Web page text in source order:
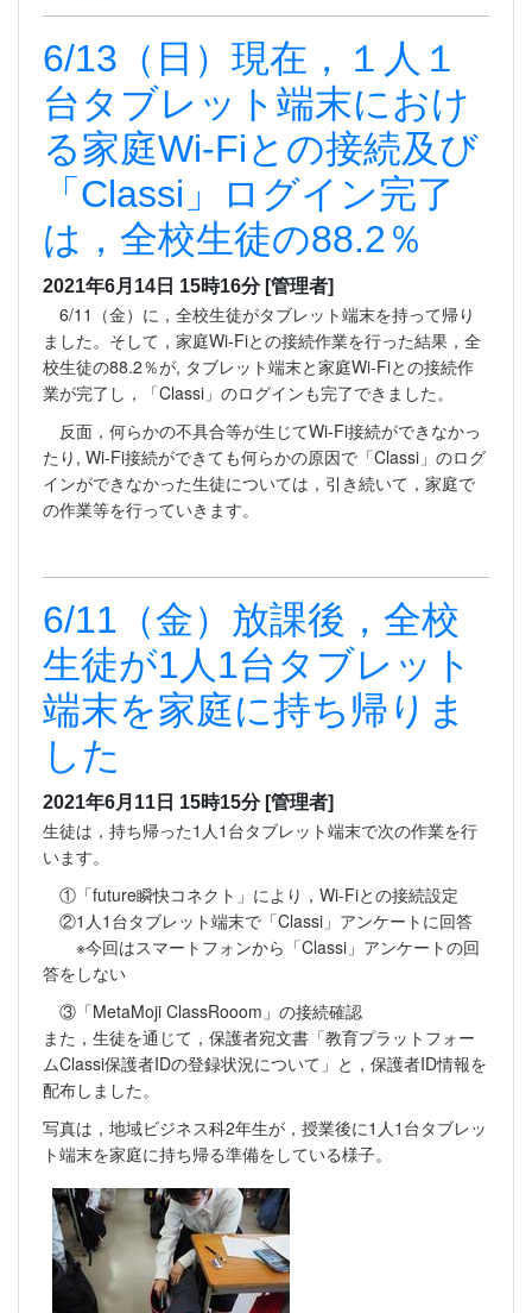
6/13（日）現在，１人１
台タブレット端末におけ
る家庭Wi-Fiとの接続及び
「Classi」ログイン完了
は，全校生徒の88.2％
2021年6月14日 15時16分 [管理者]
6/11（金）に，全校生徒がタブレット端末を持って帰り
ました。そして，家庭Wi-Fiとの接続作業を行った結果，全
校生徒の88.2％が, タブレット端末と家庭Wi-Fiとの接続作
業が完了し，「Classi」のログインも完了できました。
反面，何らかの不具合等が生じてWi-Fi接続ができなかっ
たり, Wi-Fi接続ができても何らかの原因で「Classi」のログ
インができなかった生徒については，引き続いて，家庭で
の作業等を行っていきます。
6/11（金）放課後，全校
生徒が1人1台タブレット
端末を家庭に持ち帰りま
した
2021年6月11日 15時15分 [管理者]
生徒は，持ち帰った1人1台タブレット端末で次の作業を行
います。
①「future瞬快コネクト」により，Wi-Fiとの接続設定
②1人1台タブレット端末で「Classi」アンケートに回答
※今回はスマートフォンから「Classi」アンケートの回
答をしない
③「MetaMoji ClassRooom」の接続確認
また，生徒を通じて，保護者宛文書「教育プラットフォー
ムClassi保護者IDの登録状況について」と，保護者ID情報を
配布しました。
写真は，地域ビジネス科2年生が，授業後に1人1台タブレッ
ト端末を家庭に持ち帰る準備をしている様子。